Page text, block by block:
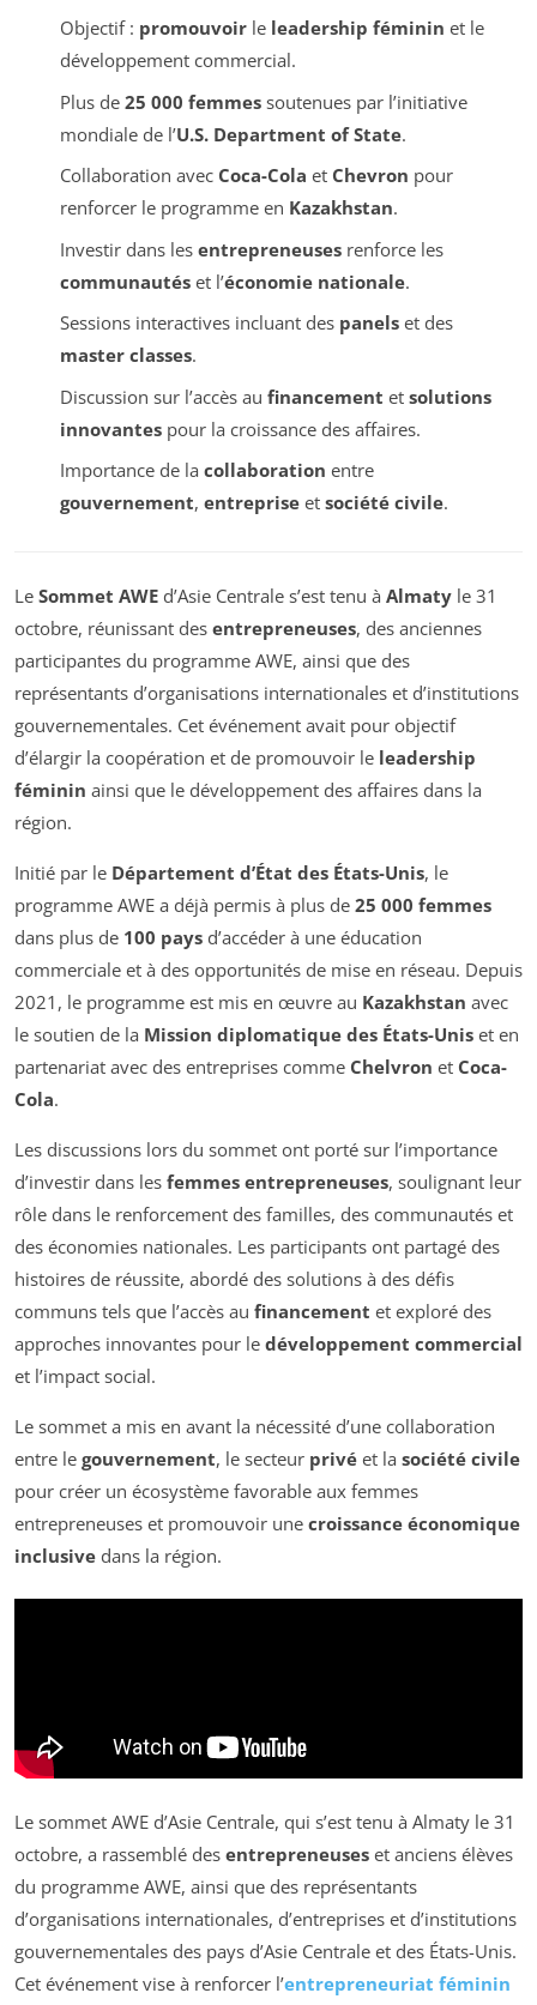
Objectif : promouvoirle leadership féminin et le
développement commercial.
Plus de 25 000 femmessoutenues par l’initiative
mondiale de l’U.S. Department of State.
Collaboration avec Coca-Cola et Chevron pour
renforcer le programme en Kazakhstan.
Investir dans les entrepreneusesrenforce les
communautéset l’économie nationale.
Sessions interactives incluant des panelset des
master classes.
Discussion sur l’accès au financement et solutions
innovantespour la croissance des affaires.
Importance de la collaboration entre
gouvernement, entrepriseet société civile.
Le Sommet AWE d’Asie Centrale s’est tenu à Almaty le 31
octobre, réunissant des entrepreneuses, des anciennes
participantes du programme AWE, ainsi que des
représentants d’organisations internationales et d’institutions
gouvernementales. Cet événement avait pour objectif
d’élargir la coopération et de promouvoir le leadership
féminin ainsi que le développement des affaires dans la
région.
Initié par le Département d’État des États-Unis, le
programme AWE a déjà permis à plus de 25 000 femmes
dans plus de 100 pays d’accéder à une éducation
commerciale et à des opportunités de mise en réseau. Depuis
2021, le programme est mis en œuvre au Kazakhstan avec
le soutien de la Mission diplomatique des États-Unis et en
partenariat avec des entreprises comme Chelvron et Coca-
Cola.
Les discussions lors du sommet ont porté sur l’importance
d’investir dans les femmes entrepreneuses, soulignant leur
rôle dans le renforcement des familles, des communautés et
des économies nationales. Les participants ont partagé des
histoires de réussite, abordé des solutions à des défis
communs tels que l’accès au financement et exploré des
approches innovantes pour le développement commercial
et l’impact social.
Le sommet a mis en avant la nécessité d’une collaboration
entre le gouvernement, le secteur privé et la société civile
pour créer un écosystème favorable aux femmes
entrepreneuses et promouvoir une croissance économique
inclusive dans la région.
Le sommet AWE d’Asie Centrale, qui s’est tenu à Almaty le 31
octobre, a rassemblé des entrepreneuses et anciens élèves
du programme AWE, ainsi que des représentants
d’organisations internationales, d’entreprises et d’institutions
gouvernementales des pays d’Asie Centrale et des États-Unis.
Cet événement vise à renforcer l’entrepreneuriat féminin